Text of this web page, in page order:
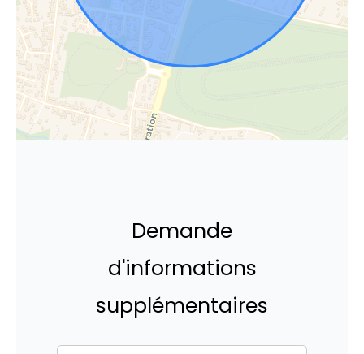
Demande
d'informations
supplémentaires